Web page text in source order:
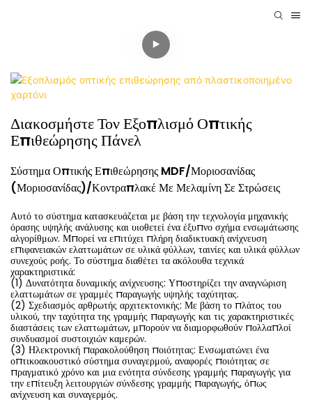
Διακοσμήστε Τον Εξοπλισμό Οπτικής
Επιθεώρησης Πάνελ
Σύστημα Οπτικής Επιθεώρησης MDF/μοριοσανίδας
(μοριοσανίδας)/κοντραπλακέ Με Μελαμίνη Σε Στρώσεις
Αυτό το σύστημα κατασκευάζεται με βάση την τεχνολογία μηχανικής
όρασης υψηλής ανάλυσης και υιοθετεί ένα έξυπνο σχήμα ενσωμάτωσης
αλγορίθμων. Μπορεί να επιτύχει πλήρη διαδικτυακή ανίχνευση
επιφανειακών ελαττωμάτων σε υλικά φύλλων, ταινίες και υλικά φύλλων
συνεχούς ροής. Το σύστημα διαθέτει τα ακόλουθα τεχνικά
χαρακτηριστικά:
(1) Δυνατότητα δυναμικής ανίχνευσης: Υποστηρίζει την αναγνώριση
ελαττωμάτων σε γραμμές παραγωγής υψηλής ταχύτητας.
(2) Σχεδιασμός αρθρωτής αρχιτεκτονικής: Με βάση το πλάτος του
υλικού, την ταχύτητα της γραμμής παραγωγής και τις χαρακτηριστικές
διαστάσεις των ελαττωμάτων, μπορούν να διαμορφωθούν πολλαπλοί
συνδυασμοί συστοιχιών καμερών.
(3) Ηλεκτρονική παρακολούθηση ποιότητας: Ενσωματώνει ένα
οπτικοακουστικό σύστημα συναγερμού, αναφορές ποιότητας σε
πραγματικό χρόνο και μια ενότητα σύνδεσης γραμμής παραγωγής για
την επίτευξη λειτουργιών σύνδεσης γραμμής παραγωγής, όπως
ανίχνευση και συναγερμός.